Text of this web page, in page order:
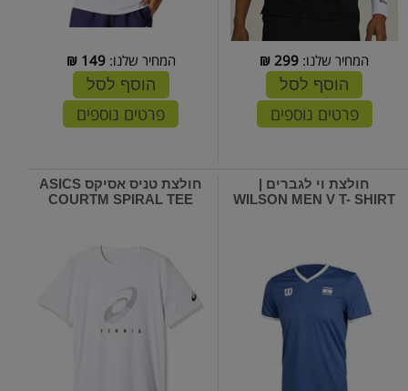
המחיר שלנו: 299
₪
הוסף לסל
פרטים נוספים
המחיר שלנו:149
₪
הוסף לסל
פרטים נוספים
חולצת וי לגברים |
WILSON MEN V T- SHIRT
חולצת טניס אסיקס ASICS
COURTM SPIRAL TEE